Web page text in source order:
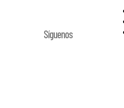
Síguenos